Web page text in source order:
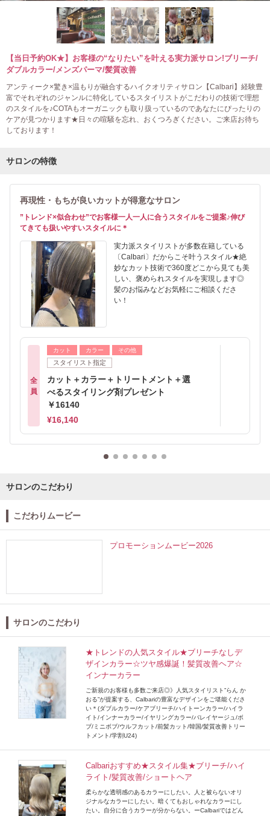
【当日予約OK★】お客様の“なりたい”を叶える実力派サロン!ブリーチ/
ダブルカラー/メンズパーマ/髪質改善
アンティーク×驚き×温もりが融合するハイクオリティサロン【Calbari】経験豊
富でそれぞれのジャンルに特化しているスタイリストがこだわりの技術で理想
のスタイルを♪COTAもオーガニックも取り扱っているのであなたにぴったりの
ケアが見つかります★日々の喧騒を忘れ、おくつろぎください。ご来店お待ち
しております！
サロンの特徴
再現性・もちが良いカットが得意なサロン
”トレンド×似合わせ”でお客様一人一人に合うスタイルをご提案♪伸び
てきても扱いやすいスタイルに＊
実力派スタイリストが多数在籍している
〔Calbari〕だからこそ叶うスタイル★絶
妙なカット技術で360度どこから見ても美
しい、褒められスタイルを実現します◎
髪のお悩みなどお気軽にご相談くださ
い！
全
員
カット カラー その他
スタイリスト指定
カット＋カラー＋トリートメント＋選
べるスタイリング剤プレゼント
￥16140
¥16,140
サロンのこだわり
こだわりムービー
プロモーションムービー2026
サロンのこだわり
★トレンドの人気スタイル★ブリーチなしデ
ザインカラー☆ツヤ感爆誕！髪質改善ヘア☆
インナーカラー
ご新規のお客様も多数ご来店◎》人気スタイリスト”らん か
おる”が提案する、Calbariの豊富なデザインをご堪能くださ
い＊(ダブルカラー/ケアブリーチ/ハイトーンカラー/ハイラ
イト/インナーカラー/イヤリングカラー/バレイヤージュ/ボ
ブ/ミニボブ/ウルフカット/前髪カット/韓国/髪質改善トリー
トメント/学割U24)
Calbariおすすめ★スタイル集★ブリーチ/ハイ
ライト/髪質改善/ショートヘア
柔らかな透明感のあるカラーにしたい。人と被らないオリ
ジナルなカラーにしたい。暗くてもおしゃれなカラーにし
たい。自分に合うカラーが分からない。ーCalbariではどん